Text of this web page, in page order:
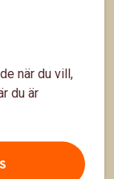
när du vill,
du är